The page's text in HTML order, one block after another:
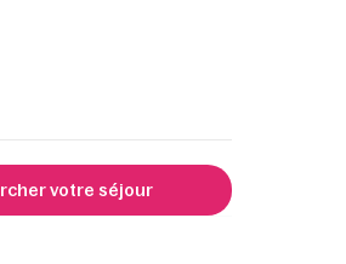
votre séjour